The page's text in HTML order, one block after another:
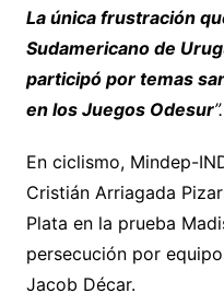
La única frustración
Sudamericano de
participó por temas
en los Juegos Odesur”.
En ciclismo, Mindep-
Cristián Arriagada
Plata en la prueba
persecución por
Jacob Décar.